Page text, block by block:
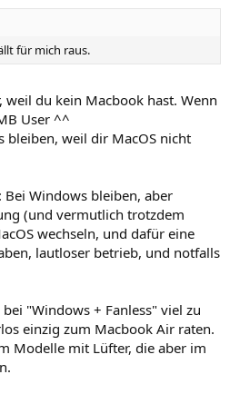
für mich raus.
weil du kein Macbook hast. Wenn
User ^^
bleiben, weil dir MacOS nicht
Windows bleiben, aber
(und vermutlich trotzdem
wechseln, und dafür eine
lautloser betrieb, und notfalls
"Windows + Fanless" viel zu
einzig zum Macbook Air raten.
Modelle mit Lüfter, die aber im